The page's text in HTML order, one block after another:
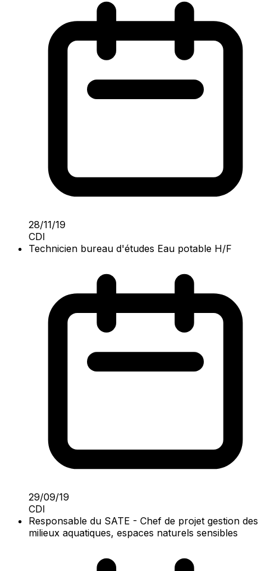
28/11/19
CDI
Technicien bureau d'études Eau potable H/F
29/09/19
CDI
Responsable du SATE - Chef de projet gestion des
milieux aquatiques, espaces naturels sensibles